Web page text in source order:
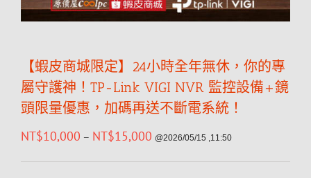
【蝦皮商城限定】24小時全年無休，你的專
屬守護神！TP-Link VIGI NVR 監控設備+鏡
頭限量優惠，加碼再送不斷電系統！
NT$10,000 – NT$15,000 @2026/05/15 ,11:50